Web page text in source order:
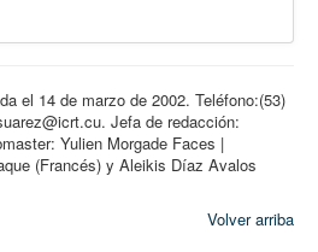
el 14 de marzo de 2002. Teléfono:(53)
Jefa de redacción:
Yulien Morgade Faces |
(Francés) y Aleikis Díaz Avalos
Volver arriba